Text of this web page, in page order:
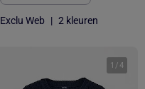
Exclu Web | 2 kleuren
1 /4